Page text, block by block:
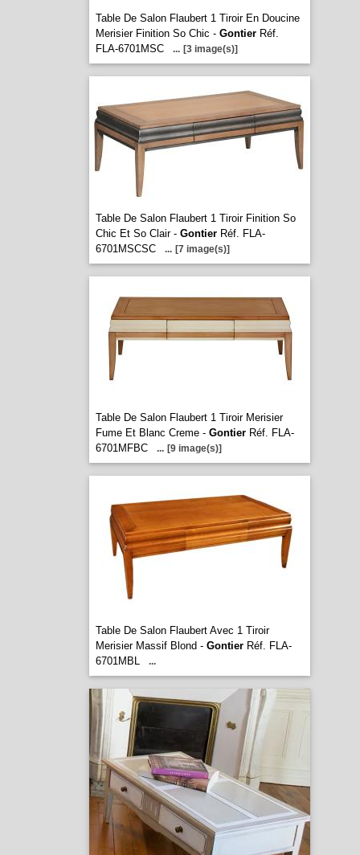
Table De Salon Flaubert 1 Tiroir En Doucine
Merisier Finition So Chic - GontierRéf.
FLA-6701MSC
... [3 image(s)]
Table De Salon Flaubert 1 Tiroir Finition So
Chic Et So Clair - GontierRéf. FLA-
6701MSCSC
... [7 image(s)]
Table De Salon Flaubert 1 Tiroir Merisier
Fume Et Blanc Creme - GontierRéf. FLA-
6701MFBC
... [9 image(s)]
Table De Salon Flaubert Avec 1 Tiroir
Merisier Massif Blond - GontierRéf. FLA-
6701MBL
...